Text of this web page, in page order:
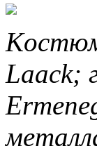
Laack;